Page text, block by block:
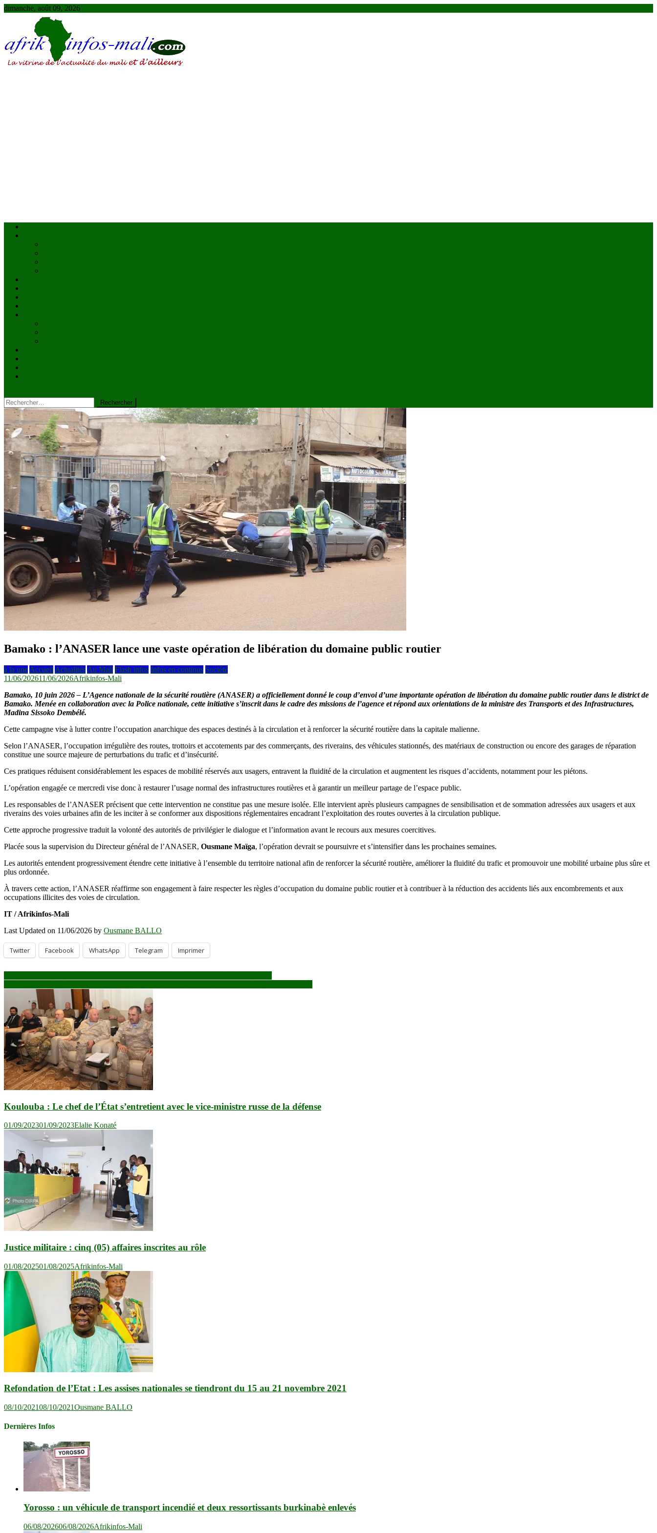
Skip
dimanche, août 09, 2026
Rechercher :
Bamako : l’ANASER lance une vaste opération de libération du domaine public routier
à la une Accueil Actualités Au Mali Flash infos Infos en continus Société
11/06/202611/06/2026Afrikinfos-Mali
Bamako, 10 juin 2026 – L’Agence nationale de la sécurité routière (ANASER) a officiellement donné le coup d’envoi d’une importante opération de libération du domaine public routier dans le district de
Bamako. Menée en collaboration avec la Police nationale, cette initiative s’inscrit dans le cadre des missions de l’agence et répond aux orientations de la ministre des Transports et des Infrastructures,
Madina Sissoko Dembélé.
Cette campagne vise à lutter contre l’occupation anarchique des espaces destinés à la circulation et à renforcer la sécurité routière dans la capitale malienne.
Selon l’ANASER, l’occupation irrégulière des routes, trottoirs et accotements par des commerçants, des riverains, des véhicules stationnés, des matériaux de construction ou encore des garages de réparation
constitue une source majeure de perturbations du trafic et d’insécurité.
Ces pratiques réduisent considérablement les espaces de mobilité réservés aux usagers, entravent la fluidité de la circulation et augmentent les risques d’accidents, notamment pour les piétons.
L’opération engagée ce mercredi vise donc à restaurer l’usage normal des infrastructures routières et à garantir un meilleur partage de l’espace public.
Les responsables de l’ANASER précisent que cette intervention ne constitue pas une mesure isolée. Elle intervient après plusieurs campagnes de sensibilisation et de sommation adressées aux usagers et aux
riverains des voies urbaines afin de les inciter à se conformer aux dispositions réglementaires encadrant l’exploitation des routes ouvertes à la circulation publique.
Cette approche progressive traduit la volonté des autorités de privilégier le dialogue et l’information avant le recours aux mesures coercitives.
Placée sous la supervision du Directeur général de l’ANASER, Ousmane Maïga, l’opération devrait se poursuivre et s’intensifier dans les prochaines semaines.
Les autorités entendent progressivement étendre cette initiative à l’ensemble du territoire national afin de renforcer la sécurité routière, améliorer la fluidité du trafic et promouvoir une mobilité urbaine plus sûre et
plus ordonnée.
À travers cette action, l’ANASER réaffirme son engagement à faire respecter les règles d’occupation du domaine public routier et à contribuer à la réduction des accidents liés aux encombrements et aux
occupations illicites des voies de circulation.
IT / Afrikinfos-Mali
Last Updated on 11/06/2026 by Ousmane BALLO
Twitter Facebook WhatsApp Telegram Imprimer
Navigation
de
l’article
Koulouba : Le chef de l’État s’entretient avec le vice-ministre russe de la défense
01/09/202301/09/2023Elalie Konaté
Justice militaire : cinq (05) affaires inscrites au rôle
01/08/202501/08/2025Afrikinfos-Mali
Refondation de l’Etat : Les assises nationales se tiendront du 15 au 21 novembre 2021
08/10/202108/10/2021Ousmane BALLO
Dernières Infos
Yorosso : un véhicule de transport incendié et deux ressortissants burkinabè enlevés
06/08/202606/08/2026Afrikinfos-Mali